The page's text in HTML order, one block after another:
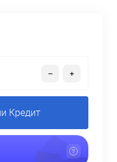
Кредит